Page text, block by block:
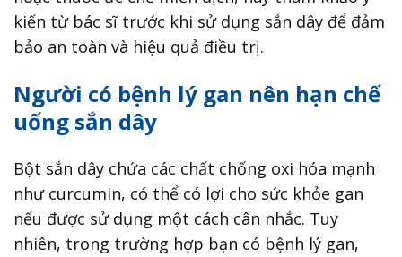
kiến ​​từ bác sĩ trước khi sử dụng sắn dây để đảm
bảo an toàn và hiệu quả điều trị.
Người có bệnh lý gan nên hạn chế
uống sắn dây
Bột sắn dây chứa các chất chống oxi hóa mạnh
như curcumin, có thể có lợi cho sức khỏe gan
nếu được sử dụng một cách cân nhắc. Tuy
nhiên, trong trường hợp bạn có bệnh lý gan,